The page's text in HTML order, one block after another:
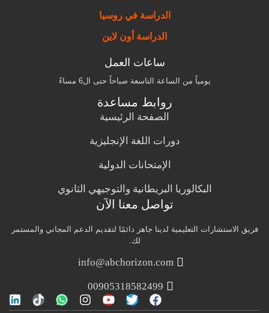
الدراسة في روسيا
الدراسة أون لاين
ساعات العمل
يومياً من الساعة التاسعة صباحاً حتى ال6 مساءً
روابط مساعدة
الصفحة الرئيسية
دورات اللغة الإنجليزية
الإمتحانات الدولية
البكالوريا البريطانية والتوجيهي الثانوي
تواصل معنا الآن
فريق الاستشارات التعليمية لدينا جاهز دائمًا لتقديم الدعم المجاني والمستمر
لك.
info@abchorizon.com
00905318582499